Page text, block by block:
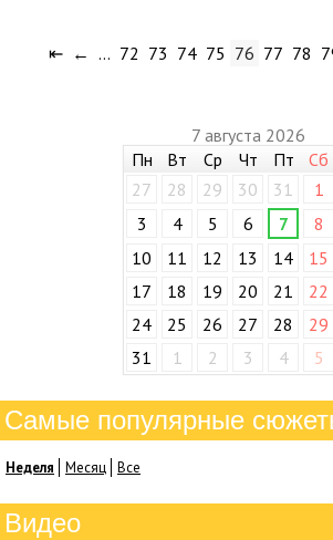
⇤ ← … 72 73 74 75 76 77 78
7 августа 2026
Пн
Вт Ср Чт Пт Сб
27
28 29 30 31 1
3
4 5 6 7 8
10
11 12 13 14 15
17
18 19 20 21 22
24
25 26 27 28 29
31
1 2 3 4 5
Самые популярные
Неделя Месяц Все
Видео